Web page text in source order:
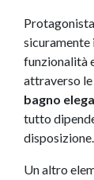
sicuramente
funzionalità
attraverso le
bagno
tutto
disposizione.
Un altro